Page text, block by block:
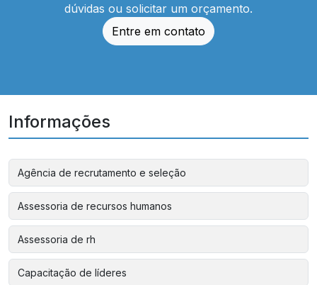
dúvidas ou solicitar um orçamento.
Entre em contato
Informações
Agência de recrutamento e seleção
Assessoria de recursos humanos
Assessoria de rh
Capacitação de líderes